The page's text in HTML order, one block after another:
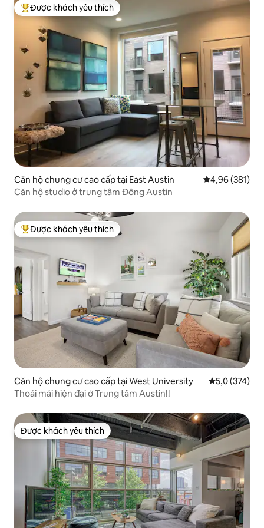
Được khách yêu thích nhất
Được khách yêu thích
Căn hộ chung cư cao cấp tại East Austin Xếp hạng
4,96 (381)
Căn hộ studio ở trung tâm Đông Austin
Được khách yêu thích nhất
Được khách yêu thích
Căn hộ chung cư cao cấp tại West University Xếp hạng
5,0 (374)
Thoải mái hiện đại ở Trung tâm Austin!!
Được khách yêu thích
Được khách yêu thích